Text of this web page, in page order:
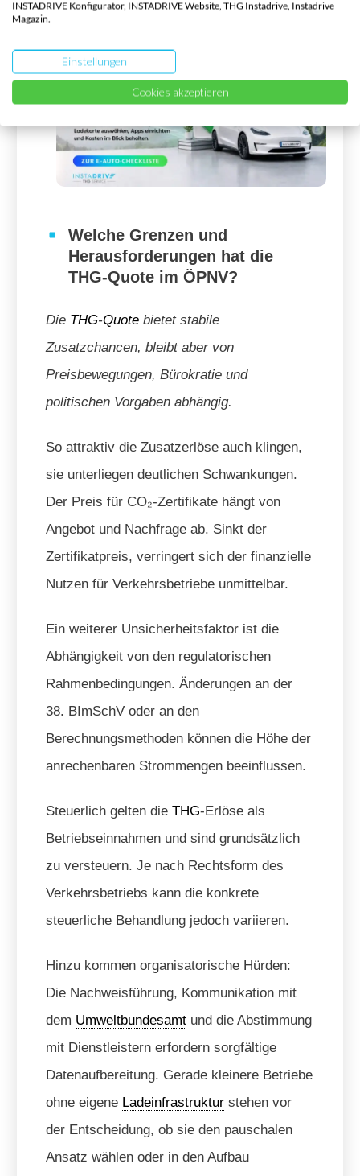
Welche Grenzen und
Herausforderungen hat die
THG-Quote im ÖPNV?
Die THG-Quote bietet stabile
Zusatzchancen, bleibt aber von
Preisbewegungen, Bürokratie und
politischen Vorgaben abhängig.
So attraktiv die Zusatzerlöse auch klingen,
sie unterliegen deutlichen Schwankungen.
Der Preis für CO₂-Zertifikate hängt von
Angebot und Nachfrage ab. Sinkt der
Zertifikatpreis, verringert sich der finanzielle
Nutzen für Verkehrsbetriebe unmittelbar.
Ein weiterer Unsicherheitsfaktor ist die
Abhängigkeit von den regulatorischen
Rahmenbedingungen. Änderungen an der
38. BImSchV oder an den
Berechnungsmethoden können die Höhe der
anrechenbaren Strommengen beeinflussen.
Steuerlich gelten die THG-Erlöse als
Betriebseinnahmen und sind grundsätzlich
zu versteuern. Je nach Rechtsform des
Verkehrsbetriebs kann die konkrete
steuerliche Behandlung jedoch variieren.
Hinzu kommen organisatorische Hürden:
Die Nachweisführung, Kommunikation mit
dem Umweltbundesamt und die Abstimmung
mit Dienstleistern erfordern sorgfältige
Datenaufbereitung. Gerade kleinere Betriebe
ohne eigene Ladeinfrastruktur stehen vor
der Entscheidung, ob sie den pauschalen
Ansatz wählen oder in den Aufbau
INSTADRIVE Konfigurator, INSTADRIVE Website, THG Instadrive, Instadrive
Magazin.
Einstellungen
Cookies akzeptieren